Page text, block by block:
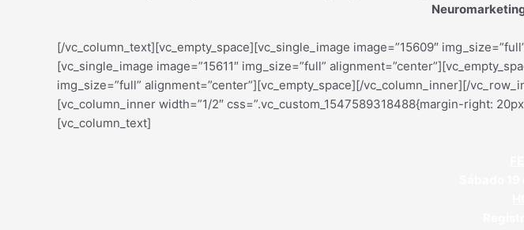
[/vc_column_text][vc_empty_space][vc_single_image image=”15609″
[vc_single_image image=”15611″ img_size=”full”
img_size=”full” alignment=”center”][vc_empty_space][/vc_column_inner][/
[vc_column_inner width=”1/2″ css=”.vc_custom_1547589318488{margin-right:
[vc_column_text]